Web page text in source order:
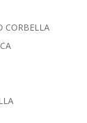
CORBELLA